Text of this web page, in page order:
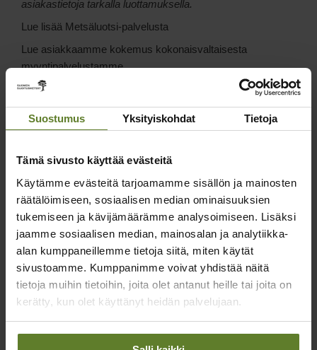
Suostumus Yksityiskohdat Tietoja
Tämä sivusto käyttää evästeitä
Käytämme evästeitä tarjoamamme sisällön ja mainosten
räätälöimiseen, sosiaalisen median ominaisuuksien
tukemiseen ja kävijämäärämme analysoimiseen. Lisäksi
jaamme sosiaalisen median, mainosalan ja analytiikka-
alan kumppaneillemme tietoja siitä, miten käytät
sivustoamme. Kumppanimme voivat yhdistää näitä
tietoja muihin tietoihin, joita olet antanut heille tai joita on
kerätty, kun olet käyttänyt heidän palvelujaan.
asiakastietoja tarkalla luottamuksella.
Lue lisää Metsäluotsi-palvelusta
Lue asiakkaamme kokemus kokonaisvaltaisesta
myyntipalvelustamme
Ota yhteyttä
Samankaltaiset artikkelit